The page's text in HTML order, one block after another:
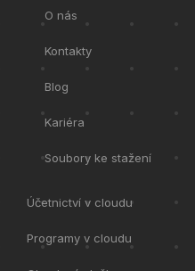
O nás
Kontakty
Blog
Kariéra
Soubory ke stažení
Účetnictví v cloudu
Programy v cloudu